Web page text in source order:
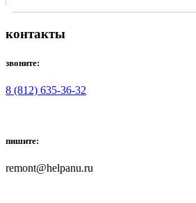
контакты
звоните:
8 (812) 635-36-32
пишите:
remont@helpanu.ru